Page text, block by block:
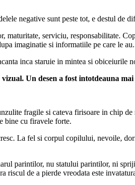
negative sunt peste tot, e destul de
maturitate, serviciu, responsabilitate.
imaginatie si informatiile pe care le au.
inca staruie in mintea si obiceiurile
vizual. Un desen a fost intotdeauna
fragile si cateva firisoare in chip
bine cu firavele forte.
La fel si corpul copilului, nevoile,
parintilor, nu statului parintilor, ni
riscul de a pierde vreodata este